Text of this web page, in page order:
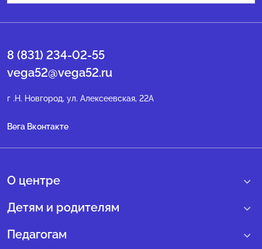
8 (831) 234-02-55
vega52@vega52.ru
г .Н. Новгород, ул. Алексеевская, 22А
Вега Вконтакте
О центре
О нас
Структура регионального центра
Детям и родителям
Учебные интенсивные сборы
Педагогам